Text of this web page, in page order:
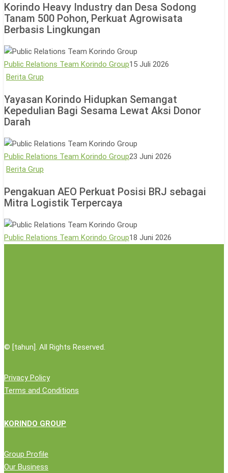
Industry
dan
Desa
Sodong
Tanam
Perkuat
Agrowisata
Korindo Heavy Industry dan Desa Sodong
Tanam 500 Pohon, Perkuat Agrowisata
Berbasis Lingkungan
Public Relations Team Korindo Group15 Juli 2026
Berita Grup
Hidupkan
Semangat
Bagi
Sesama
Donor
Darah
Yayasan Korindo Hidupkan Semangat
Kepedulian Bagi Sesama Lewat Aksi Donor
Darah
Public Relations Team Korindo Group23 Juni 2026
Berita Grup
Perkuat
Posisi
Mitra
Pengakuan AEO Perkuat Posisi BRJ sebagai
Mitra Logistik Terpercaya
Public Relations Team Korindo Group18 Juni 2026
© [tahun]. All Rights Reserved.
Privacy Policy
Terms and Conditions
KORINDO GROUP
Group Profile
Our Business